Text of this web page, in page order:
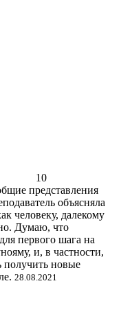
10
представления
объясняла
человеку, далекому
Думаю, что
первого шага на
и, в частности,
получить новые
28.08.2021